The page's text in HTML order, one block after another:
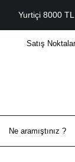
Yurtiçi 8000
Satış